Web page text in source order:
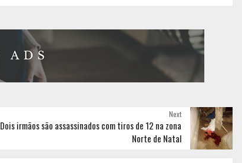
Next
Dois irmãos são assassinados com tiros de 12 na zona
Norte de Natal